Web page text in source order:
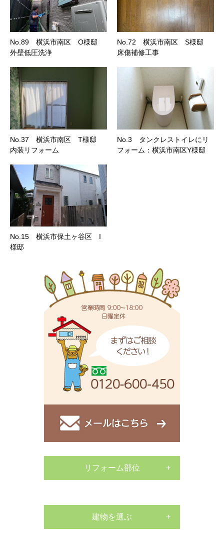
No.89 横浜市南区 O様邸
外壁低圧洗浄
No.72 横浜市南区 S様邸
床傷補修工事
No.37 横浜市南区 T様邸
内装リフォーム
No.3 タンクレストイレにリ
フォーム：横浜市南区Y様邸
No.15 横浜市保土ヶ谷区 I
様邸
リフォーム部位
建物を選ぶ